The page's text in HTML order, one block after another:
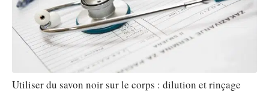
Utiliser du savon noir sur le corps : dilution et rinçage